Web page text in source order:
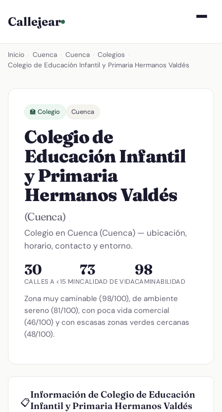
Callejear
Inicio Cuenca Cuenca Colegios
Colegio de Educación Infantil y Primaria Hermanos Valdés
🏫 Colegio Cuenca
Colegio de
Educación Infantil
y Primaria
Hermanos Valdés
(Cuenca)
Colegio en Cuenca (Cuenca) — ubicación,
horario, contacto y entorno.
30
CALLES A <15 MIN
73
CALIDAD DE VIDA
98
CAMINABILIDAD
Zona muy caminable (98/100), de ambiente
sereno (81/100), con poca vida comercial
(46/100) y con escasas zonas verdes cercanas
(48/100).
📋
Información de Colegio de Educación
Infantil y Primaria Hermanos Valdés